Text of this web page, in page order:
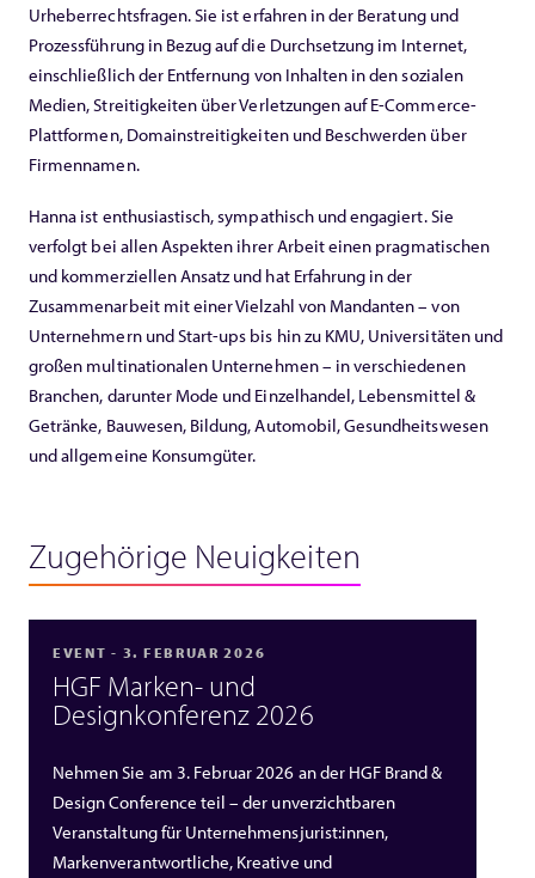
Urheberrechtsfragen. Sie ist erfahren in der Beratung und
Prozessführung in Bezug auf die Durchsetzung im Internet,
einschließlich der Entfernung von Inhalten in den sozialen
Medien, Streitigkeiten über Verletzungen auf E-Commerce-
Plattformen, Domainstreitigkeiten und Beschwerden über
Firmennamen.
Hanna ist enthusiastisch, sympathisch und engagiert. Sie
verfolgt bei allen Aspekten ihrer Arbeit einen pragmatischen
und kommerziellen Ansatz und hat Erfahrung in der
Zusammenarbeit mit einer Vielzahl von Mandanten – von
Unternehmern und Start-ups bis hin zu KMU, Universitäten und
großen multinationalen Unternehmen – in verschiedenen
Branchen, darunter Mode und Einzelhandel, Lebensmittel &
Getränke, Bauwesen, Bildung, Automobil, Gesundheitswesen
und allgemeine Konsumgüter.
Zugehörige Neuigkeiten
EVENT - 3. FEBRUAR 2026
HGF Marken- und
Designkonferenz 2026
Nehmen Sie am 3. Februar 2026 an der HGF Brand &
Design Conference teil – der unverzichtbaren
Veranstaltung für Unternehmensjurist:innen,
Markenverantwortliche, Kreative und